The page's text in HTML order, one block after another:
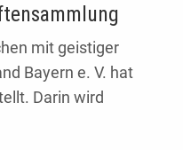
mit geistiger
Bayern e. V. hat
Darin wird